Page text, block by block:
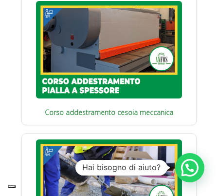
Corso addestramento cesoia meccanica
Hai bisogno di aiuto?